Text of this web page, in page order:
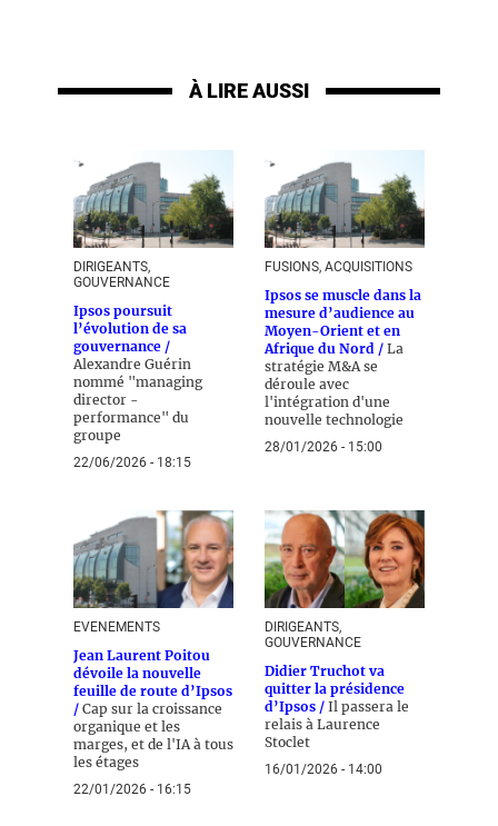
À LIRE AUSSI
DIRIGEANTS,
GOUVERNANCE
Ipsos poursuit
l’évolution de sa
gouvernance /
Alexandre Guérin
nommé "managing
director -
performance" du
groupe
22/06/2026 - 18:15
FUSIONS, ACQUISITIONS
Ipsos se muscle dans la
mesure d’audience au
Moyen-Orient et en
Afrique du Nord / La
stratégie M&A se
déroule avec
l'intégration d'une
nouvelle technologie
28/01/2026 - 15:00
EVENEMENTS
Jean Laurent Poitou
dévoile la nouvelle
feuille de route d’Ipsos
/ Cap sur la croissance
organique et les
marges, et de l'IA à tous
les étages
22/01/2026 - 16:15
DIRIGEANTS,
GOUVERNANCE
Didier Truchot va
quitter la présidence
d’Ipsos / Il passera le
relais à Laurence
Stoclet
16/01/2026 - 14:00